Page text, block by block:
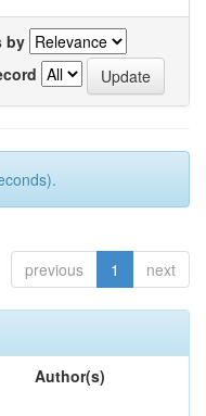
by
previous 1 next
Author(s)